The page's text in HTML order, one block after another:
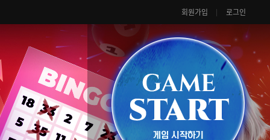
회원가입 로그인